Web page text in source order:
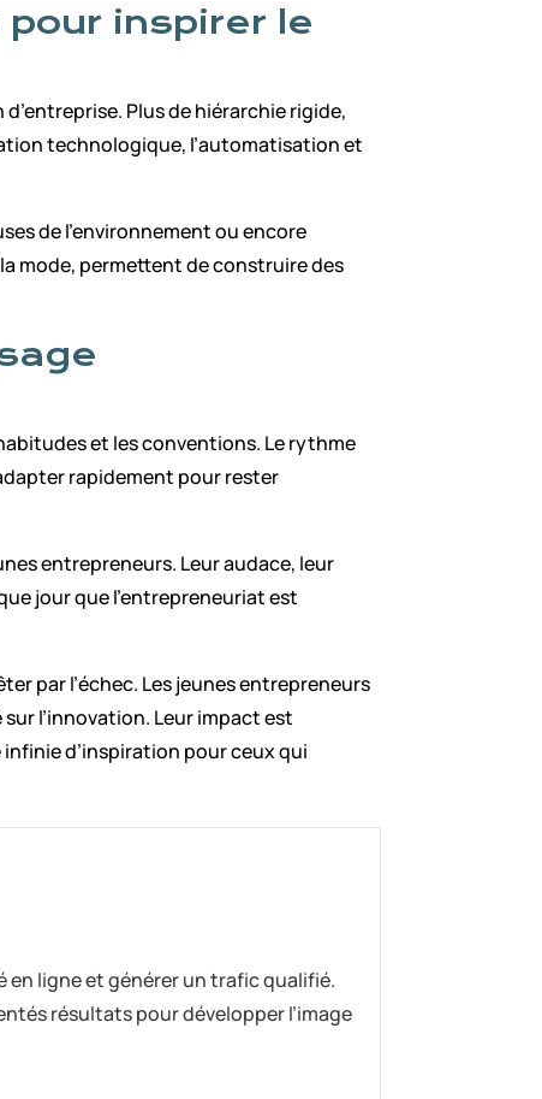
inspirer le
Plus de hiérarchie rigide,
technologique, l’automatisation et
de l’environnement ou encore
mode, permettent de construire des
et les conventions. Le rythme
rapidement pour rester
entrepreneurs. Leur audace, leur
jour que l’entrepreneuriat est
par l’échec. Les jeunes entrepreneurs
l’innovation. Leur impact est
d’inspiration pour ceux qui
en ligne et générer un trafic qualifié.
résultats pour développer l’image